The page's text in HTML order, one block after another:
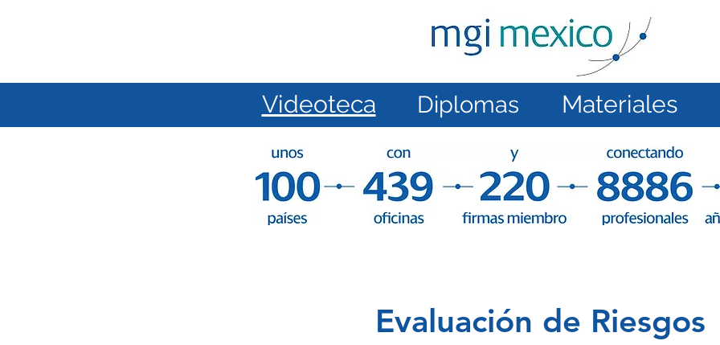
Videoteca Diplomas Materiales
Evaluación de Riesgos
Inicio VIDEOTECA Diplomas 2024 Materiales